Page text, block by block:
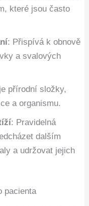
které jsou často
: Přispívá k obnově
a svalových
přírodní složky,
a organismu.
: Pravidelná
dalším
a udržovat jejich
pacienta